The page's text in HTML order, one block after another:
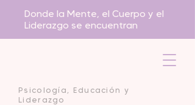
Psicología, Educación y
Liderazgo
Donde la Mente, el Cuerpo y el
Liderazgo se encuentran